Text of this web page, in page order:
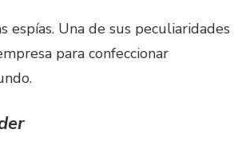
Una de sus peculiaridades
para confeccionar